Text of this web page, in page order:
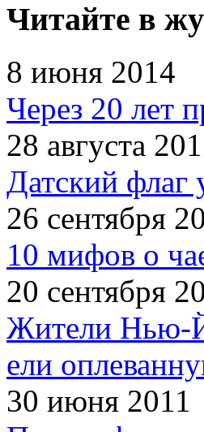
Читайте в
8 июня 2014
Через 20 лет
28 августа
Датский флаг
26 сентября
10 мифов о
20 сентября
Жители Нью-
ели
30 июня 2011